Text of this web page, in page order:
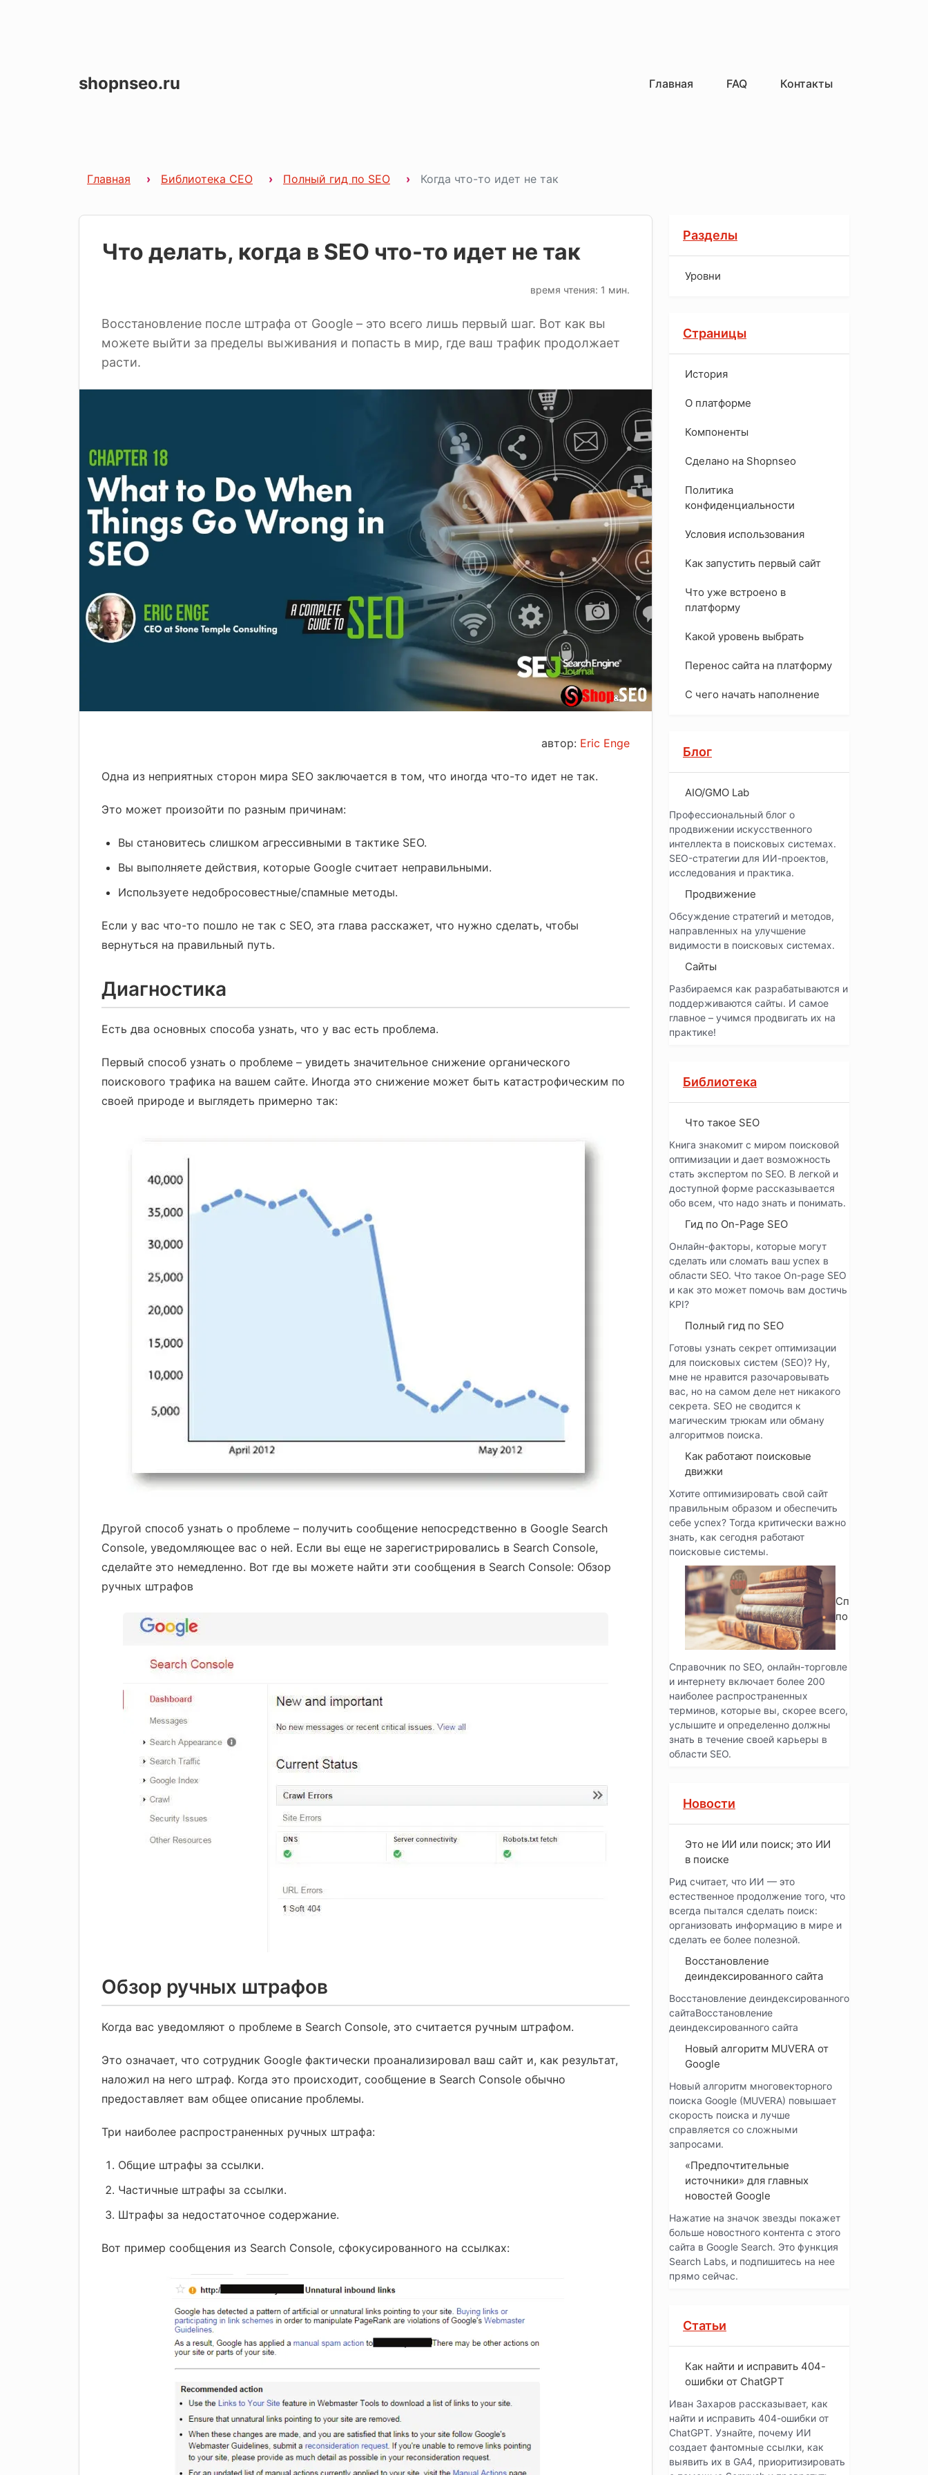
shopnseo.ru Главная FAQ Контакты
Главная Библиотека СЕО Полный гид по SEO Когда что-то идет не так
Что делать, когда в SEO что-то идет не так
время чтения: 1 мин.
Восстановление после штрафа от Google – это всего лишь первый шаг. Вот как вы
можете выйти за пределы выживания и попасть в мир, где ваш трафик продолжает
расти.
автор: Eric Enge
Одна из неприятных сторон мира SEO заключается в том, что иногда что-то идет не так.
Это может произойти по разным причинам:
Вы становитесь слишком агрессивными в тактике SEO.
Вы выполняете действия, которые Google считает неправильными.
Используете недобросовестные/спамные методы.
Если у вас что-то пошло не так с SEO, эта глава расскажет, что нужно сделать, чтобы
вернуться на правильный путь.
Диагностика
Есть два основных способа узнать, что у вас есть проблема.
Первый способ узнать о проблеме – увидеть значительное снижение органического
поискового трафика на вашем сайте. Иногда это снижение может быть катастрофическим по
своей природе и выглядеть примерно так:
Другой способ узнать о проблеме – получить сообщение непосредственно в Google Search
Console, уведомляющее вас о ней. Если вы еще не зарегистрировались в Search Console,
сделайте это немедленно. Вот где вы можете найти эти сообщения в Search Console: Обзор
ручных штрафов
Обзор ручных штрафов
Когда вас уведомляют о проблеме в Search Console, это считается ручным штрафом.
Это означает, что сотрудник Google фактически проанализировал ваш сайт и, как результат,
наложил на него штраф. Когда это происходит, сообщение в Search Console обычно
предоставляет вам общее описание проблемы.
Три наиболее распространенных ручных штрафа:
Общие штрафы за ссылки.
Частичные штрафы за ссылки.
Штрафы за недостаточное содержание.
Вот пример сообщения из Search Console, сфокусированного на ссылках:
Разделы
Уровни
Страницы
История
O платформе
Компоненты
Сделано на Shopnseo
Политика
конфиденциальности
Условия использования
Как запустить первый сайт
Что уже встроено в
платформу
Какой уровень выбрать
Перенос сайта на платформу
С чего начать наполнение
Блог
AIO/GMO Lab
Профессиональный блог о
продвижении искусственного
интеллекта в поисковых системах.
SEO-стратегии для ИИ-проектов,
исследования и практика.
Продвижение
Обсуждение стратегий и методов,
направленных на улучшение
видимости в поисковых системах.
Сайты
Разбираемся как разрабатываются и
поддерживаются сайты. И самое
главное – учимся продвигать их на
практике!
Библиотека
Что такое SEO
Книга знакомит с миром поисковой
оптимизации и дает возможность
стать экспертом по SEO. В легкой и
доступной форме рассказывается
обо всем, что надо знать и понимать.
Гид по On-Page SEO
Онлайн-факторы, которые могут
сделать или сломать ваш успех в
области SEO. Что такое On-page SEO
и как это может помочь вам достичь
KPI?
Полный гид по SEO
Готовы узнать секрет оптимизации
для поисковых систем (SEO)? Ну,
мне не нравится разочаровывать
вас, но на самом деле нет никакого
секрета. SEO не сводится к
магическим трюкам или обману
алгоритмов поиска.
Как работают поисковые
движки
Хотите оптимизировать свой сайт
правильным образом и обеспечить
себе успех? Тогда критически важно
знать, как сегодня работают
поисковые системы.
Справочник
по SEO
Справочник по SEO, онлайн-торговле
и интернету включает более 200
наиболее распространенных
терминов, которые вы, скорее всего,
услышите и определенно должны
знать в течение своей карьеры в
области SEO.
Новости
Это не ИИ или поиск; это ИИ
в поиске
Рид считает, что ИИ — это
естественное продолжение того, что
всегда пытался сделать поиск:
организовать информацию в мире и
сделать ее более полезной.
Восстановление
деиндексированного сайта
Восстановление деиндексированного
сайтаВосстановление
деиндексированного сайта
Новый алгоритм MUVERA от
Google
Новый алгоритм многовекторного
поиска Google (MUVERA) повышает
скорость поиска и лучше
справляется со сложными
запросами.
«Предпочтительные
источники» для главных
новостей Google
Нажатие на значок звезды покажет
больше новостного контента с этого
сайта в Google Search. Это функция
Search Labs, и подпишитесь на нее
прямо сейчас.
Статьи
Как найти и исправить 404-
ошибки от ChatGPT
Иван Захаров рассказывает, как
найти и исправить 404-ошибки от
ChatGPT. Узнайте, почему ИИ
создает фантомные ссылки, как
выявить их в GA4, приоритизировать